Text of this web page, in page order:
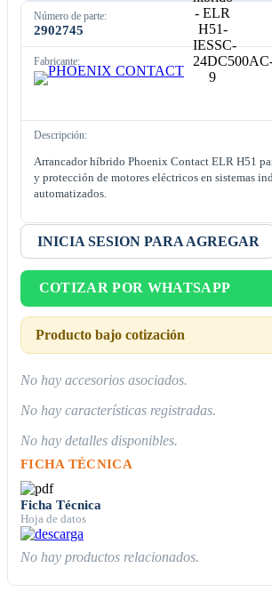
Número de parte:
2902745
Fabricante:
Descripción:
Arrancador híbrido Phoenix Contact ELR H51
y protección de motores eléctricos en sistemas
automatizados.
INICIA SESION PARA AGREGAR
COTIZAR POR WHATSAPP
Producto bajo cotización
No hay accesorios asociados.
No hay características registradas.
No hay detalles disponibles.
FICHA TÉCNICA
Ficha Técnica
Hoja de datos
No hay productos relacionados.